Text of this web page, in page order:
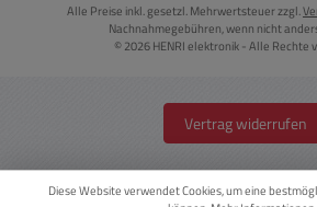
Alle Preise inkl. gesetzl. Mehrwertsteuer zzgl.
Nachnahmegebühren, wenn nicht
© 2026 HENRI elektronik - Alle Rechte
Vertrag widerrufen
Diese Website verwendet Cookies, um eine